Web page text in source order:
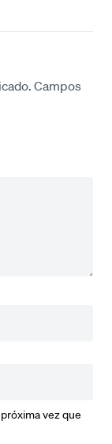
Campos
vez que